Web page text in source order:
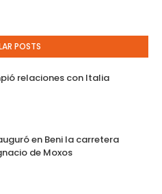
POSTS
relaciones con Italia
en Beni la carretera
de Moxos